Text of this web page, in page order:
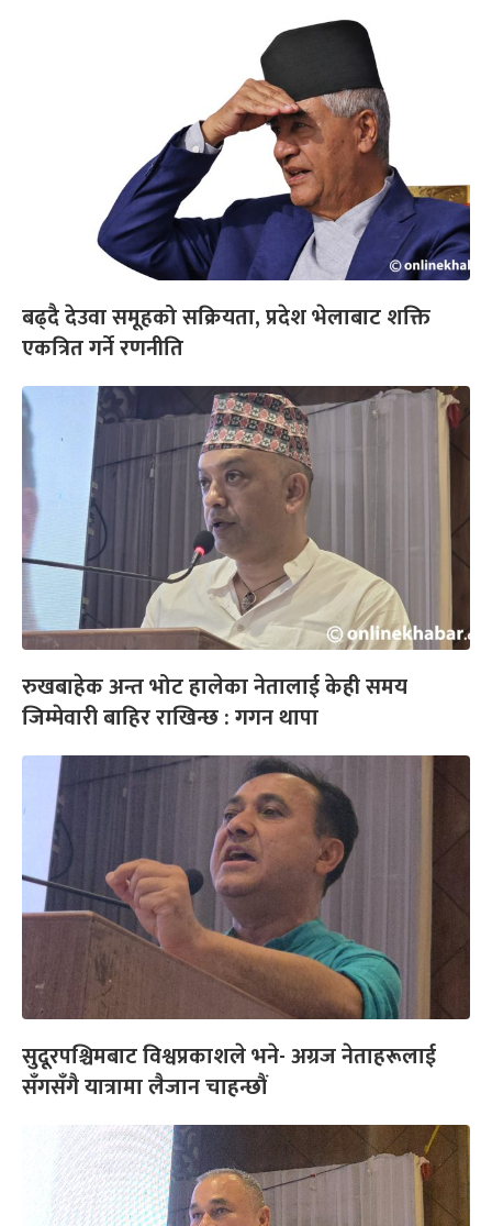
बढ्दै देउवा समूहको सक्रियता, प्रदेश भेलाबाट शक्ति
एकत्रित गर्ने रणनीति
रुखबाहेक अन्त भोट हालेका नेतालाई केही समय
जिम्मेवारी बाहिर राखिन्छ : गगन थापा
सुदूरपश्चिमबाट विश्वप्रकाशले भने- अग्रज नेताहरूलाई
सँगसँगै यात्रामा लैजान चाहन्छौं